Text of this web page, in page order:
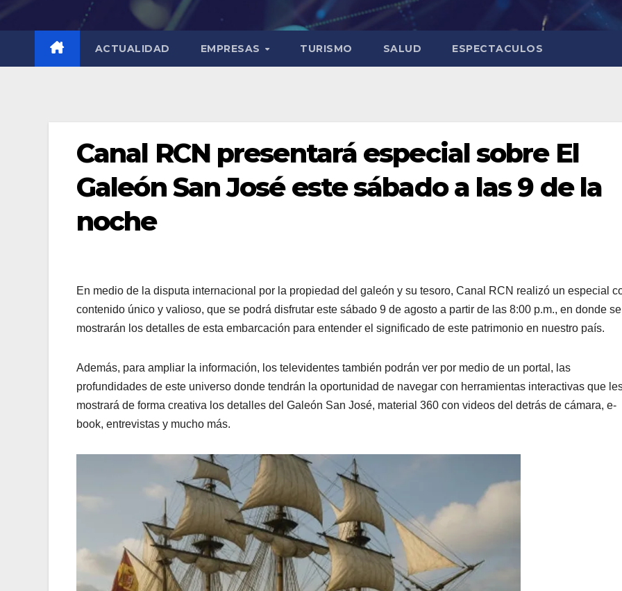
ACTUALIDAD EMPRESAS TURISMO SALUD ESPECTACULOS
Canal RCN presentará especial sobre El
Galeón San José este sábado a las 9 de la
noche
En medio de la disputa internacional por la propiedad del galeón y su tesoro, Canal RCN realizó un especial
contenido único y valioso, que se podrá disfrutar este sábado 9 de agosto a partir de las 8:00 p.m., en donde se
mostrarán los detalles de esta embarcación para entender el significado de este patrimonio en nuestro país.
Además, para ampliar la información, los televidentes también podrán ver por medio de un portal, las
profundidades de este universo donde tendrán la oportunidad de navegar con herramientas interactivas que
mostrará de forma creativa los detalles del Galeón San José, material 360 con videos del detrás de cámara, e-
book, entrevistas y mucho más.